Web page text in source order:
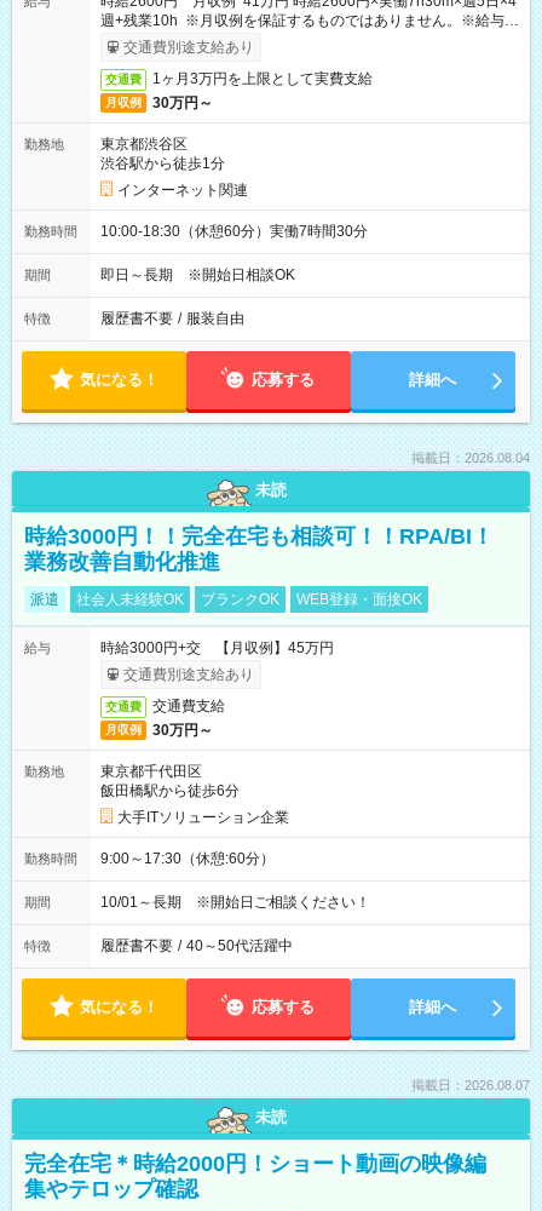
週+残業10h ※月収例を保証するものではありません。※給与即
受取りサービス利用可（利用条件有）
交通費別途支給あり
交通費 1ヶ月3万円を上限として実費支給
月収例 30万円～
勤務地
東京都渋谷区
渋谷駅から徒歩1分
インターネット関連
勤務時間 10:00-18:30（休憩60分）実働7時間30分
期間 即日～長期 ※開始日相談OK
特徴 履歴書不要 / 服装自由
気になる！ 応募する 詳細へ
掲載日：2026.08.04
未読
時給3000円！！完全在宅も相談可！！RPA/BI！
業務改善自動化推進
派遣 社会人未経験OK ブランクOK WEB登録・面接OK
給与
時給3000円+交 【月収例】45万円
交通費別途支給あり
交通費 交通費支給
月収例 30万円～
勤務地
東京都千代田区
飯田橋駅から徒歩6分
大手ITソリューション企業
勤務時間 9:00～17:30（休憩:60分）
期間 10/01～長期 ※開始日ご相談ください！
特徴 履歴書不要 / 40～50代活躍中
気になる！ 応募する 詳細へ
掲載日：2026.08.07
未読
完全在宅＊時給2000円！ショート動画の映像編
集やテロップ確認